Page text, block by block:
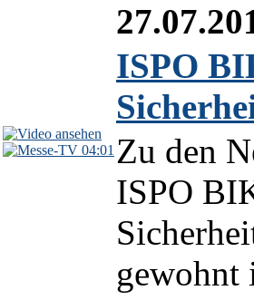
04:01
ISPO
Zu den
ISPO
gewohnt